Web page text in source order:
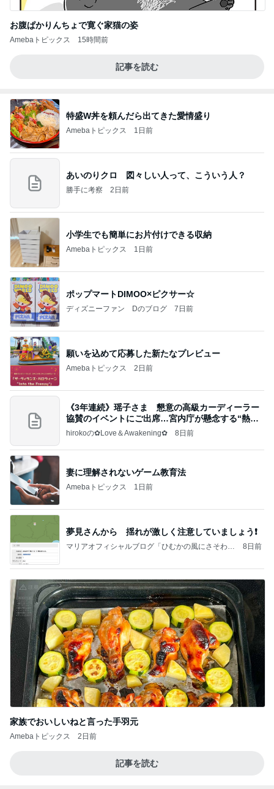
お腹ぱかりんちょで寛ぐ家猫の姿
Amebaトピックス 15時間前
記事を読む
特盛W丼を頼んだら出てきた愛情盛り
Amebaトピックス 1日前
あいのりクロ 図々しい人って、こういう人？
勝手に考察 2日前
小学生でも簡単にお片付けできる収納
Amebaトピックス 1日前
ポップマートDIMOO×ピクサー☆
ディズニーファン Dのブログ 7日前
願いを込めて応募した新たなプレビュー
Amebaトピックス 2日前
《3年連続》瑶子さま 懇意の高級カーディーラー
協賛のイベントにご出席…宮内庁が懸念する“熱心
すぎ
hirokoの✿Love＆Awakening✿ 8日前
妻に理解されないゲーム教育法
Amebaトピックス 1日前
夢見さんから 揺れが激しく注意していましょう❗️
マリアオフィシャルブログ「ひむかの風にさそわれ
8日前
家族でおいしいねと言った手羽元
Amebaトピックス 2日前
記事を読む